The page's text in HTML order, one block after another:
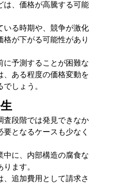
は、価格が高騰する可能
いる時期や、競争が激化
格が下がる可能性があり
に予測することが困難な
、ある程度の価格変動を
しょう。
査段階では発見できなか
となるケースも少なく
中に、内部構造の腐食な
ます。
、追加費用として請求さ